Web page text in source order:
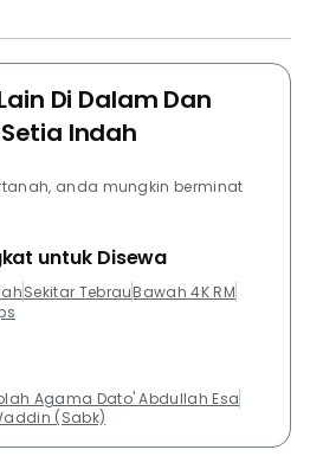
Di Dalam Dan
Indah
anda mungkin berminat
untuk Disewa
Sekitar TebrauBawah 4K RM
Agama Dato' Abdullah Esa
(Sabk)